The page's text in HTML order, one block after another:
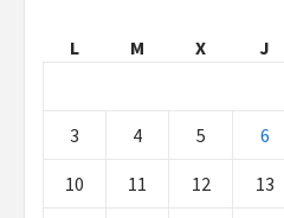
L
M X J
3 4 5 6
10 11 12 13